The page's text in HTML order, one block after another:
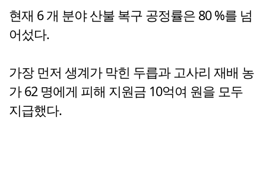
현재 6 개 분야 산불 복구 공정률은 80 %를 넘
어섰다.
가장 먼저 생계가 막힌 두릅과 고사리 재배 농
가 62 명에게 피해 지원금 10억여 원을 모두
지급했다.